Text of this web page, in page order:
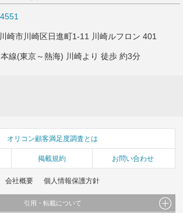
崎市川崎区日進町1-11 川崎ルフロン 401
線(東京～熱海) 川崎より 徒歩 約3分
オリコン顧客満足度調査とは
掲載規約 お問い合わせ
会社概要 個人情報保護方針
引用・転載について